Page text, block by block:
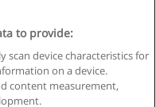
to provide:
scan device characteristics for
on a device.
content measurement,